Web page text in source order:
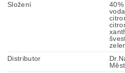
Složení
Distributor